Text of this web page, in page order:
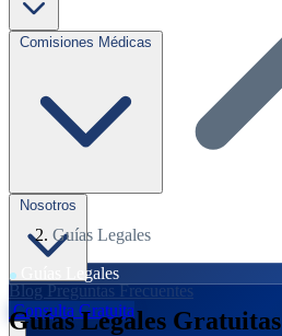
BlogPreguntas Frecuentes
Consulta Gratuita
Guías Legales
Guías Legales
Guías Legales Gratuitas